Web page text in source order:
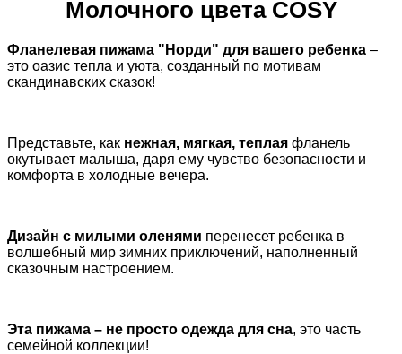
Молочного цвета COSY
Фланелевая пижама "Норди" для вашего ребенка –
это оазис тепла и уюта, созданный по мотивам
скандинавских сказок!
Представьте, как нежная, мягкая, теплая фланель
окутывает малыша, даря ему чувство безопасности и
комфорта в холодные вечера.
Дизайн с милыми оленями перенесет ребенка в
волшебный мир зимних приключений, наполненный
сказочным настроением.
Эта пижама – не просто одежда для сна, это часть
семейной коллекции!